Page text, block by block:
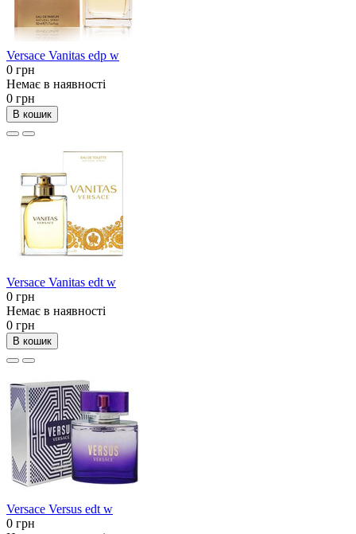
Versace Vanitas edp w
0 грн
Немає в наявності
0 грн
В кошик
Versace Vanitas edt w
0 грн
Немає в наявності
0 грн
В кошик
Versace Versus edt w
0 грн